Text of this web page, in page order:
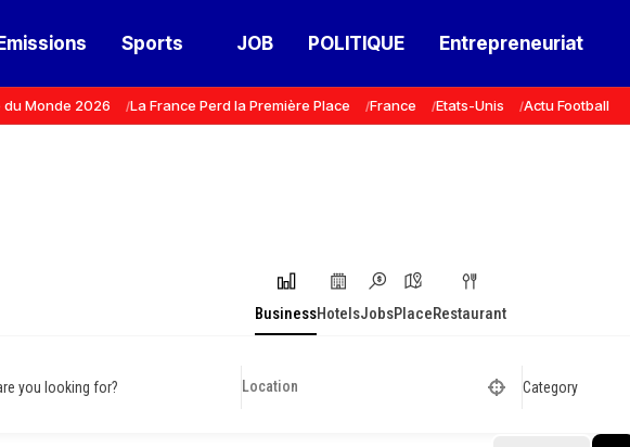
Sports JOB POLITIQUE Entrepreneuriat
du Monde 2026 La France Perd la Première Place France Etats-Unis Actu Football
BusinessHotelsJobsPlaceRestaurant
you looking for? Category